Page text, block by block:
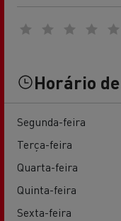
Horário
Segunda-feira
Terça-feira
Quarta-feira
Quinta-feira
Sexta-feira